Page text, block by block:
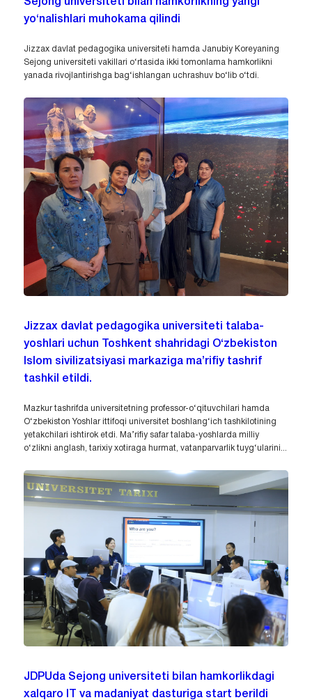
yo‘nalishlari muhokama qilindi
Jizzax davlat pedagogika universiteti hamda Janubiy Koreyaning
Sejong universiteti vakillari o‘rtasida ikki tomonlama hamkorlikni
yanada rivojlantirishga bag‘ishlangan uchrashuv bo‘lib o‘tdi.
Jizzax davlat pedagogika universiteti talaba-
yoshlari uchun Toshkent shahridagi O‘zbekiston
Islom sivilizatsiyasi markaziga ma’rifiy tashrif
tashkil etildi.
Mazkur tashrifda universitetning professor-o‘qituvchilari hamda
O‘zbekiston Yoshlar ittifoqi universitet boshlang‘ich tashkilotining
yetakchilari ishtirok etdi. Ma’rifiy safar talaba-yoshlarda milliy
o‘zlikni anglash, tarixiy xotiraga hurmat, vatanparvarlik tuyg‘ularini...
JDPUda Sejong universiteti bilan hamkorlikdagi
xalqaro IT va madaniyat dasturiga start berildi